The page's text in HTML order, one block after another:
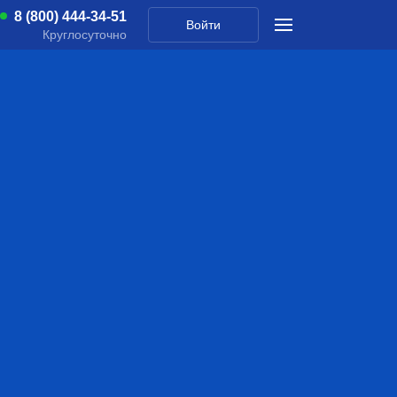
8 (800) 444-34-51
Круглосуточно
Войти